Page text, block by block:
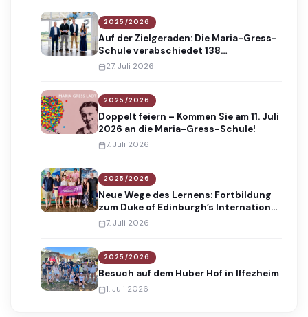
2025/2026
Auf der Zielgeraden: Die Maria-Gress-
Schule verabschiedet 138
Absolventinnen und Absolventen
27. Juli 2026
2025/2026
Doppelt feiern – Kommen Sie am 11. Juli
2026 an die Maria-Gress-Schule!
7. Juli 2026
2025/2026
Neue Wege des Lernens: Fortbildung
zum Duke of Edinburgh’s International
Award
7. Juli 2026
2025/2026
Besuch auf dem Huber Hof in Iffezheim
1. Juli 2026